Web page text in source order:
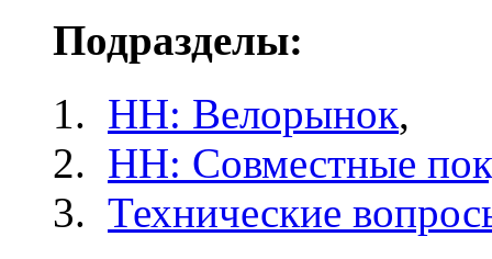
Подразделы:
НН: Велорынок,
НН: Совместные
Технические